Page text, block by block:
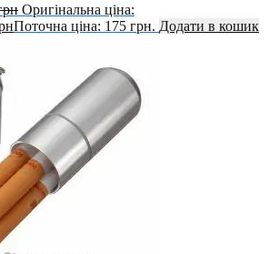
Оригінальна ціна:
Поточна ціна: 175 грн. Додати в кошик